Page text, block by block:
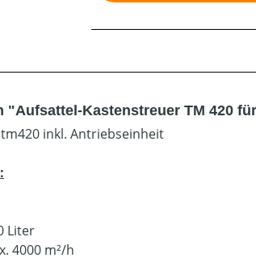
"Aufsattel-Kastenstreuer TM 420
inkl. Antriebseinheit
Liter
4000 m²/h